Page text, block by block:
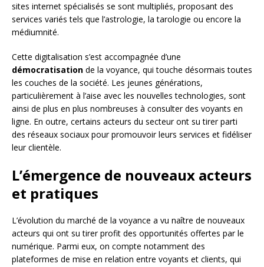
sites internet spécialisés se sont multipliés, proposant des
services variés tels que l’astrologie, la tarologie ou encore la
médiumnité.
Cette digitalisation s’est accompagnée d’une
démocratisation de la voyance, qui touche désormais toutes
les couches de la société. Les jeunes générations,
particulièrement à l’aise avec les nouvelles technologies, sont
ainsi de plus en plus nombreuses à consulter des voyants en
ligne. En outre, certains acteurs du secteur ont su tirer parti
des réseaux sociaux pour promouvoir leurs services et fidéliser
leur clientèle.
L’émergence de nouveaux acteurs
et pratiques
L’évolution du marché de la voyance a vu naître de nouveaux
acteurs qui ont su tirer profit des opportunités offertes par le
numérique. Parmi eux, on compte notamment des
plateformes de mise en relation entre voyants et clients, qui